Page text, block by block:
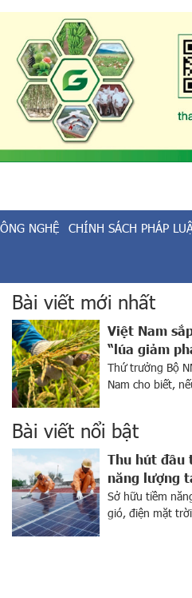
NGHỆ CHÍNH SÁCH PHÁP
Bài viết mới nhất
Việt Nam
“lúa giảm
Thứ trưởng Bộ
Nam cho biết,
ĐBSCL đang
hình sản xuất
minh hoạ: Tâm
chức lễ ra […]
Bài viết nổi bật
Thu hút đầu
năng lượng
Sở hữu tiềm
gió, điện mặt